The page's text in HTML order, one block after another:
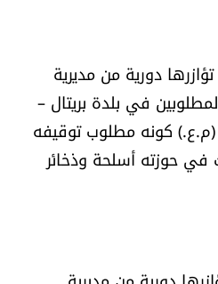
دورية من مديرية
في بلدة بريتال –
كونه مطلوب توقيفه
في حوزته أسلحة وذخائر